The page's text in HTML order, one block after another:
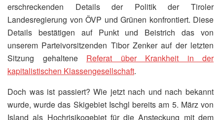
erschreckenden Details der Politik der Tiroler
Landesregierung von ÖVP und Grünen konfrontiert. Diese
Details bestätigen auf Punkt und Beistrich das von
unserem Parteivorsitzenden Tibor Zenker auf der letzten
Sitzung gehaltene Referat über Krankheit in der
kapitalistischen Klassengesellschaft.
Doch was ist passiert? Wie jetzt nach und nach bekannt
wurde, wurde das Skigebiet Ischgl bereits am 5. März von
Island als Hochrisikogebiet für die Ansteckung mit dem